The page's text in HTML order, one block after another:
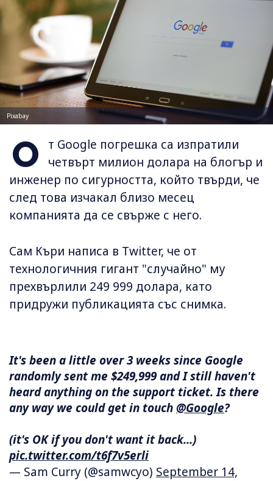
Pixabay
О
т Google погрешка са изпратили
четвърт милион долара на блогър и
инженер по сигурността, който твърди, че
след това изчакал близо месец
компанията да се свърже с него.
Сам Къри написа в Тwitter, че от
технологичния гигант "случайно" му
прехвърлили 249 999 долара, като
придружи публикацията със снимка.
It's been a little over 3 weeks since Google
randomly sent me $249,999 and I still haven't
heard anything on the support ticket. Is there
any way we could get in touch@Google?
(it's OK if you don't want it back...)
pic.twitter.com/t6f7v5erli
— Sam Curry (@samwcyo) September 14,